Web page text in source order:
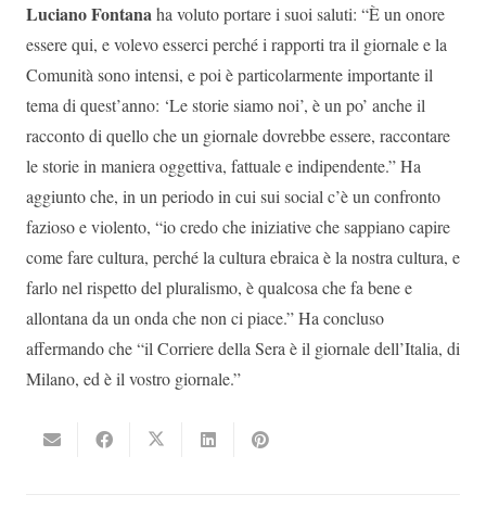
Luciano Fontanaha voluto portare i suoi saluti: “È un onore
essere qui, e volevo esserci perché i rapporti tra il giornale e la
Comunità sono intensi, e poi è particolarmente importante il
tema di quest’anno: ‘Le storie siamo noi’, è un po’ anche il
racconto di quello che un giornale dovrebbe essere, raccontare
le storie in maniera oggettiva, fattuale e indipendente.” Ha
aggiunto che, in un periodo in cui sui social c’è un confronto
fazioso e violento, “io credo che iniziative che sappiano capire
come fare cultura, perché la cultura ebraica è la nostra cultura, e
farlo nel rispetto del pluralismo, è qualcosa che fa bene e
allontana da un onda che non ci piace.” Ha concluso
affermando che “il Corriere della Sera è il giornale dell’Italia, di
Milano, ed è il vostro giornale.”